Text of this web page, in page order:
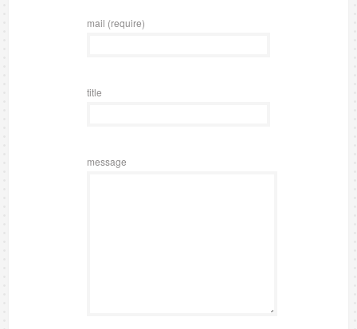
mail (require)
title
message